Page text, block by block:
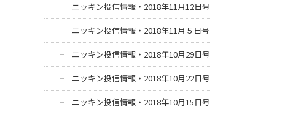
ニッキン投信情報・2018年11月12日号
ニッキン投信情報・2018年11月５日号
ニッキン投信情報・2018年10月29日号
ニッキン投信情報・2018年10月22日号
ニッキン投信情報・2018年10月15日号